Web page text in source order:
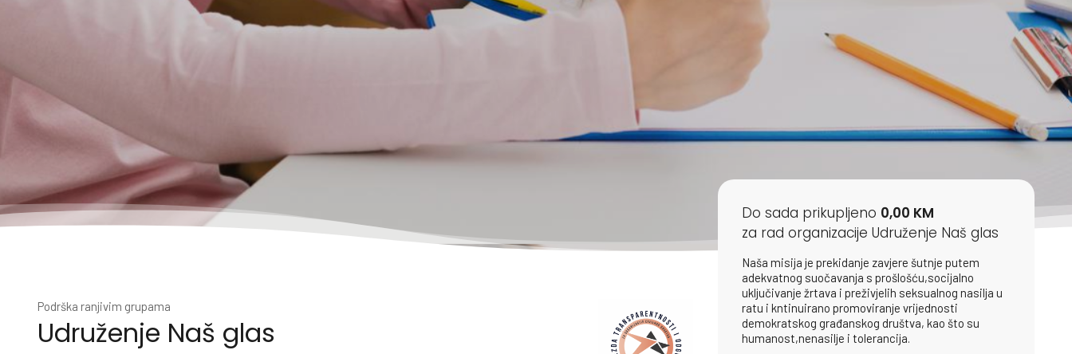
Podrška ranjivim grupama
Udruženje Naš glas
Do sada prikupljeno 0,00 KM
za rad organizacije Udruženje Naš glas
Naša misija je prekidanje zavjere šutnje putem
adekvatnog suočavanja s prošlošću,socijalno
uključivanje žrtava i preživjelih seksualnog nasilja u
ratu i kntinuirano promoviranje vrijednosti
demokratskog građanskog društva, kao što su
humanost,nenasilje i tolerancija.